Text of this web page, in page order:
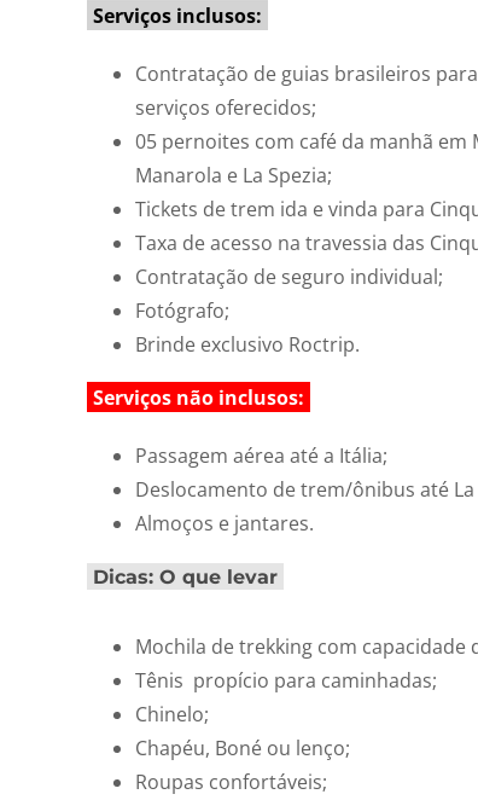
Serviços inclusos:
Contratação de guias brasileiros
serviços oferecidos;
05 pernoites com café da manhã em
Manarola e La Spezia;
Tickets de trem ida e vinda para
Taxa de acesso na travessia das
Contratação de seguro individual;
Fotógrafo;
Brinde exclusivo Roctrip.
Serviços não inclusos:
Passagem aérea até a Itália;
Deslocamento de trem/ônibus até La
Almoços e jantares.
Dicas: O que levar
Mochila de trekking com capacidade
Tênis propício para caminhadas;
Chinelo;
Chapéu, Boné ou lenço;
Roupas confortáveis;